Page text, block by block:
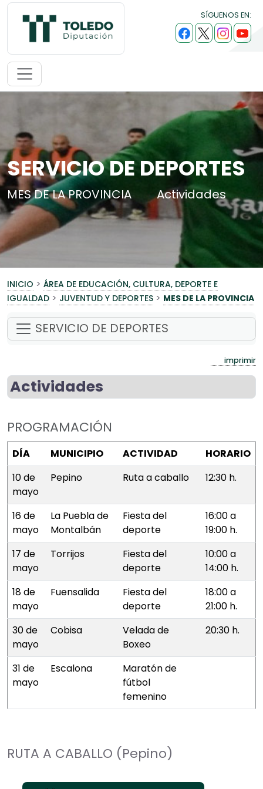
SÍGUENOS EN:
SERVICIO DE DEPORTES
MES DE LA PROVINCIA Actividades
INICIO > ÁREA DE EDUCACIÓN, CULTURA, DEPORTE E
IGUALDAD > JUVENTUD Y DEPORTES > MES DE LA PROVINCIA
SERVICIO DE DEPORTES
imprimir
Actividades
PROGRAMACIÓN
DÍA MUNICIPIO ACTIVIDAD
HORARIO
10 de
mayo
Pepino Ruta a caballo 12:30 h.
16 de
mayo
La Puebla de
Montalbán
Fiesta del
deporte
16:00 a
19:00 h.
17 de
mayo
Torrijos
Fiesta del
deporte
10:00 a
14:00 h.
18 de
mayo
Fuensalida
Fiesta del
deporte
18:00 a
21:00 h.
30 de
mayo
Cobisa
Velada de
Boxeo
20:30 h.
31 de
mayo
Escalona
Maratón de
fútbol
femenino
RUTA A CABALLO (Pepino)